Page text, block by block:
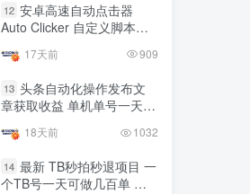
12 安卓高速自动点击器
Auto Clicker 自定义脚本、
工具17天前 909
13 头条自动化操作发布文
章获取收益 单机单号一天下
18天前 1032
14 最新 TB秒拍秒退项目 一
个TB号一天可做几百单 单